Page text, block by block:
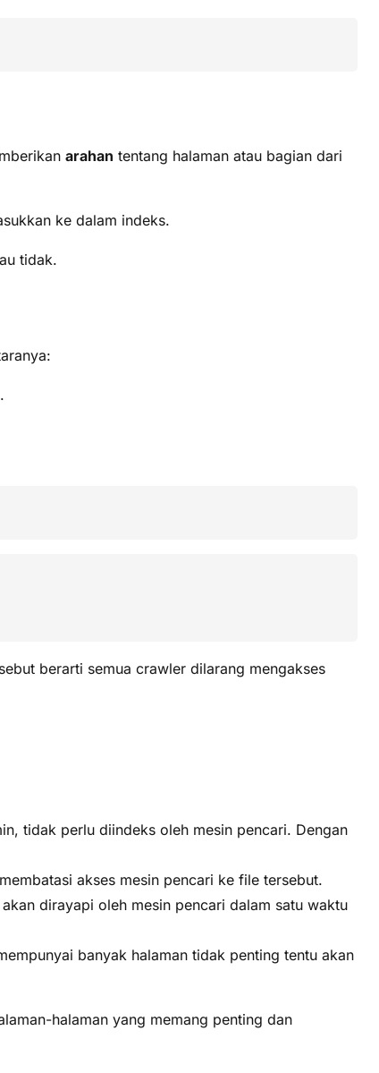
arahan tentang halaman atau bagian dari
ke dalam indeks.
tidak.
berarti semua crawler dilarang mengakses
tidak perlu diindeks oleh mesin pencari. Dengan
akses mesin pencari ke file tersebut.
dirayapi oleh mesin pencari dalam satu waktu
banyak halaman tidak penting tentu akan
halaman yang memang penting dan